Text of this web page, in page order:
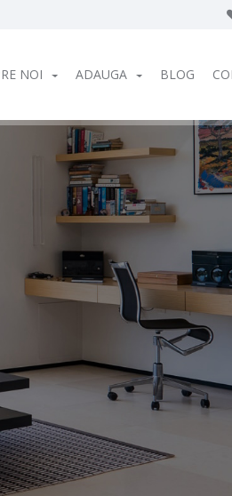
NOI ADAUGA BLOG